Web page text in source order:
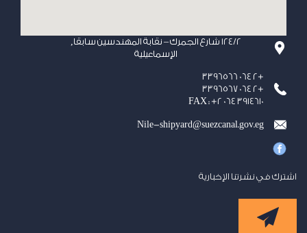
124/2 شارع الجمرك – نقابة المهندسين سابقا,
الإسماعيلية
+2 064 3396566
+2 064 3396567
FAX : +2 064 3914610
Nile-shipyard@suezcanal.gov.eg
اشترك في نشرتنا الإخبارية